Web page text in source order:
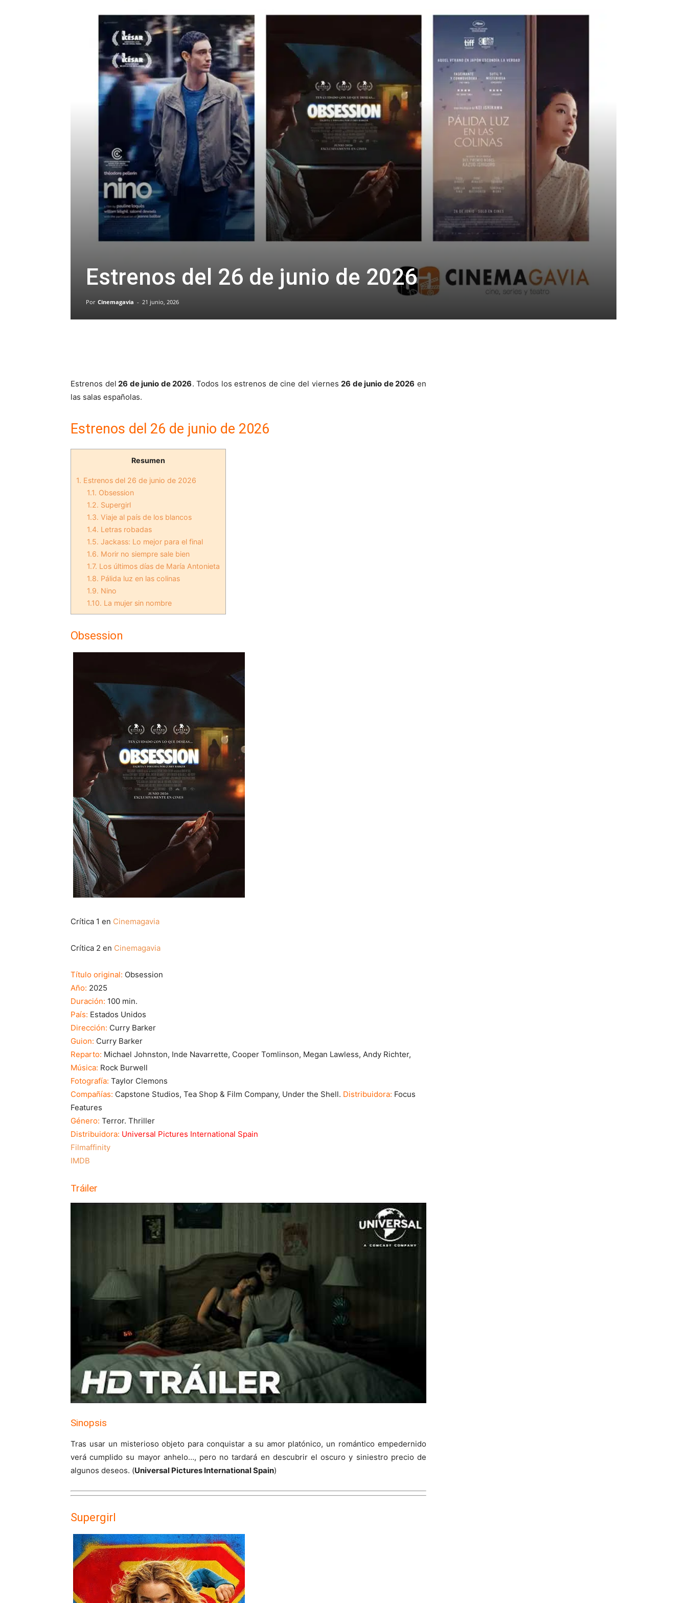
Estrenos del 26 de junio de 2026
Por Cinemagavia - 21 junio, 2026
Estrenos del 26 de junio de 2026. Todos los estrenos de cine del viernes26 de junio de 2026 en
las salas españolas.
Estrenos del 26 de junio de 2026
Resumen
1. Estrenos del 26 de junio de 2026
1.1. Obsession
1.2. Supergirl
1.3. Viaje al país de los blancos
1.4. Letras robadas
1.5. Jackass: Lo mejor para el final
1.6. Morir no siempre sale bien
1.7. Los últimos días de María Antonieta
1.8. Pálida luz en las colinas
1.9. Nino
1.10. La mujer sin nombre
Obsession
Crítica 1 en Cinemagavia
Crítica 2 en Cinemagavia
Título original: Obsession
Año: 2025
Duración: 100 min.
País: Estados Unidos
Dirección: Curry Barker
Guion: Curry Barker
Reparto: Michael Johnston, Inde Navarrette, Cooper Tomlinson, Megan Lawless, Andy Richter,
Música: Rock Burwell
Fotografía: Taylor Clemons
Compañías: Capstone Studios, Tea Shop & Film Company, Under the Shell. Distribuidora: Focus
Features
Género: Terror. Thriller
Distribuidora: Universal Pictures International Spain
Filmaffinity
IMDB
Tráiler
Sinopsis
Tras usar un misterioso objeto para conquistar a su amor platónico, un romántico empedernido
verá cumplido su mayor anhelo…, pero no tardará en descubrir el oscuro y siniestro precio de
algunos deseos. (Universal Pictures International Spain)
Supergirl